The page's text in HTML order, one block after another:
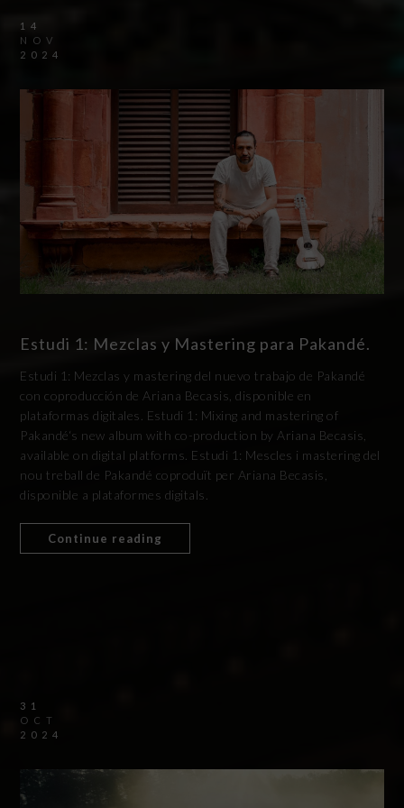
14
NOV
2024
Estudi 1: Mezclas y Mastering para Pakandé.
Estudi 1: Mezclas y mastering del nuevo trabajo de Pakandé
con coproducción de Ariana Becasis, disponible en
plataformas digitales. Estudi 1: Mixing and mastering of
Pakandé‘s new album with co-production by Ariana Becasis,
available on digital platforms. Estudi 1: Mescles i mastering del
nou treball de Pakandé coproduït per Ariana Becasis,
disponible a plataformes digitals.
Continue reading
31
OCT
2024